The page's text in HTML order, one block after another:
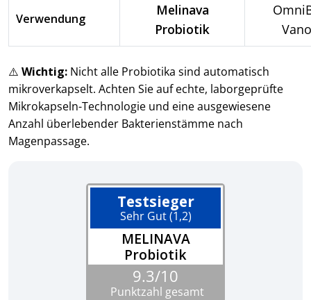
Verwendung
Melinava
Probiotik
⚠️ Wichtig: Nicht alle Probiotika sind automatisch
mikroverkapselt. Achten Sie auf echte, laborgeprüfte
Mikrokapseln-Technologie und eine ausgewiesene
Anzahl überlebender Bakterienstämme nach
Magenpassage.
Testsieger
Sehr Gut (1,2)
MELINAVA
Probiotik
9.3/10
Punktzahl gesamt